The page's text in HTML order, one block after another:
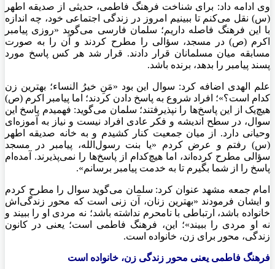
وی ادامه داد: برای شناخت فرهنگ فاطمی، حدیثی از صدیقه اطهر
(س) نقل می‌کنم تا ببینیم امروز در زندگی اجتماعی خود، چه اندازه
با این فرهنگ فاصله داریم؛ سلمان فارسی می‌گوید «روزی پیامبر
اکرم (ص) در مسجد، سؤالی را مطرح کردند و آن را به صورت
مسابقه میان مسلمانان قرار دادند. قرار شد هر کس پاسخ مورد
پسند پیامبر را بدهد، برنده باشد.
علم الهدی اضافه کرد: سوال این بود «مَنِ خیرُ النساء؛ بهترین زن
کدام است؟»؛ افراد شروع به پاسخ دادن کردند؛ اما پیامبر اکرم (ص)
هیچ‌یک از این پاسخ‌ها را نپذیرفتند؛ سلمان می‌گوید: فهمیدم پاسخ این
سوال، در سطح اندیشه و فکر عادی افراد نیست و نیاز به آموزه‌ای
وحیانی دارد. از میان جمعیت کنار کشیدم و به خانه صدیقه اطهر
(س) رفتم و عرض کردم «یا بنت رسول‌الله، پیامبر در مسجد
سؤالی مطرح کرده‌اند، اما هیچ‌کدام از پاسخ‌ها را نمی‌پذیرند. آمده‌ام
پاسخ را از شما بگیرم تا به خدمت پیامبر برسانم».
امام جمعه مشهد عنوان کرد: سلمان می‌گوید سوال را مطرح کردم
و ایشان فرمودند «بهترین زنان، آن زنی است که محور زندگی‌اش
خانواده باشد، ارتباطی با نامحرم نداشته باشد؛ نه مردی او را ببیند و
نه او مردی را ببیند»؛ این، فرهنگ فاطمی است؛ یعنی در کانون
زندگی، محور برای زن، خانواده است.
فرهنگ فاطمی یعنی محور زندگی زن، خانواده است